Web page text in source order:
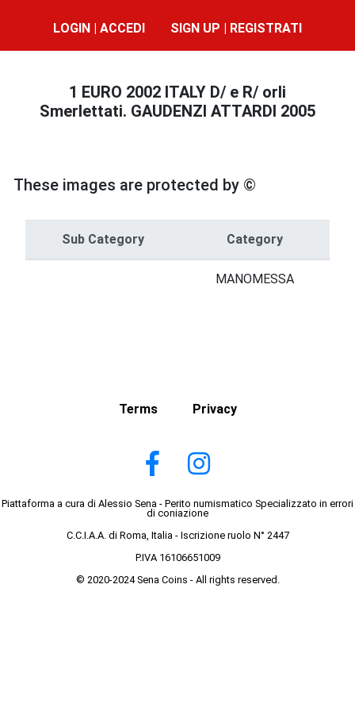
LOGIN | ACCEDI SIGN UP | REGISTRATI
1 EURO 2002 ITALY D/ e R/ orli
Smerlettati. GAUDENZI ATTARDI 2005
These images are protected by ©
Sub Category Category
MANOMESSA
Terms Privacy
Piattaforma a cura di Alessio Sena - Perito numismatico Specializzato in errori
di coniazione
C.C.I.A.A. di Roma, Italia - Iscrizione ruolo N° 2447
P.IVA 16106651009
© 2020-2024 Sena Coins - All rights reserved.